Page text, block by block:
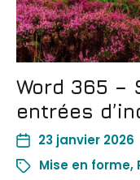
Word 365 –
entrées
23 janvier 2026
Mise en forme,